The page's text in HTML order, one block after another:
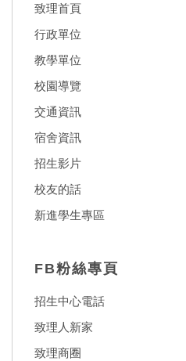
致理首頁
行政單位
教學單位
校園導覽
交通資訊
宿舍資訊
招生影片
校友的話
新進學生專區
FB粉絲專頁
招生中心電話
致理人新家
致理商圈